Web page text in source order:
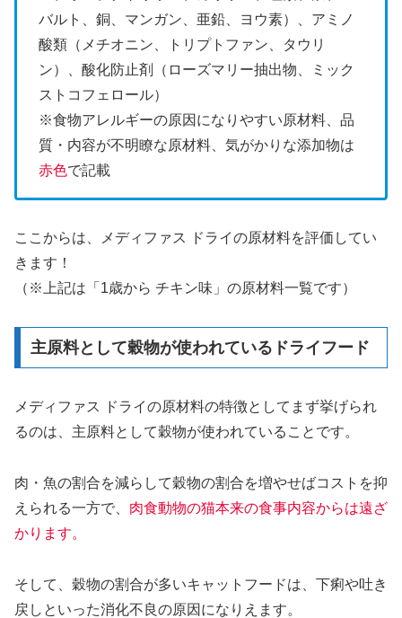
バルト、銅、マンガン、亜鉛、ヨウ素）、アミノ
酸類（メチオニン、トリプトファン、タウリ
ン）、酸化防止剤（ローズマリー抽出物、ミック
ストコフェロール）
※食物アレルギーの原因になりやすい原材料、品
質・内容が不明瞭な原材料、気がかりな添加物は
赤色で記載
ここからは、メディファス ドライの原材料を評価してい
きます！
（※上記は「1歳から チキン味」の原材料一覧です）
主原料として穀物が使われているドライフード
メディファス ドライの原材料の特徴としてまず挙げられ
るのは、主原料として穀物が使われていることです。
肉・魚の割合を減らして穀物の割合を増やせばコストを抑
えられる一方で、 肉食動物の猫本来の食事内容からは遠ざ
かります。
そして、穀物の割合が多いキャットフードは、下痢や吐き
戻しといった消化不良の原因になりえます。